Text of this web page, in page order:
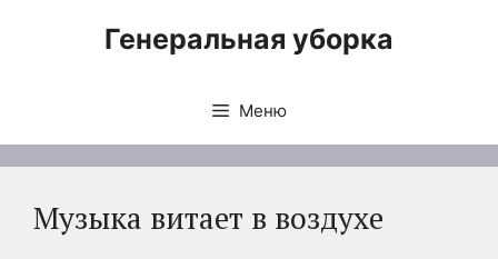
Генеральная уборка
Меню
Музыка витает в воздухе